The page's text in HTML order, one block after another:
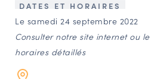
LES ACTIONS PHARES
CONTACT
Agenda
DATES ET HORAIRES
Le samedi 24 septembre 2022
Consulter notre site internet ou
horaires détaillés